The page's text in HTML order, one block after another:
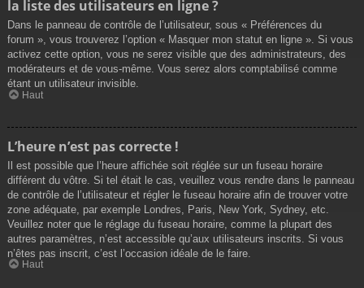
la liste des utilisateurs en ligne ?
Dans le panneau de contrôle de l’utilisateur, sous « Préférences du
forum », vous trouverez l’option « Masquer mon statut en ligne ». Si vous
activez cette option, vous ne serez visible que des administrateurs, des
modérateurs et de vous-même. Vous serez alors comptabilisé comme
étant un utilisateur invisible.
Haut
L’heure n’est pas correcte !
Il est possible que l’heure affichée soit réglée sur un fuseau horaire
différent du vôtre. Si tel était le cas, veuillez vous rendre dans le panneau
de contrôle de l’utilisateur et régler le fuseau horaire afin de trouver votre
zone adéquate, par exemple Londres, Paris, New York, Sydney, etc.
Veuillez noter que le réglage du fuseau horaire, comme la plupart des
autres paramètres, n’est accessible qu’aux utilisateurs inscrits. Si vous
n’êtes pas inscrit, c’est l’occasion idéale de le faire.
Haut